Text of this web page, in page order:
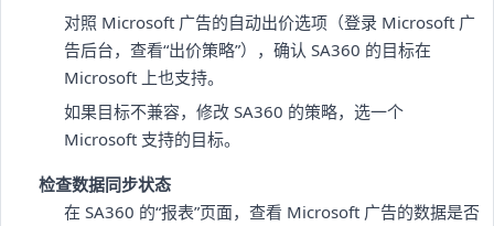
对照 Microsoft 广告的自动出价选项（登录 Microsoft 广
告后台，查看“出价策略”），确认 SA360 的目标在
Microsoft 上也支持。
如果目标不兼容，修改 SA360 的策略，选一个
Microsoft 支持的目标。
检查数据同步状态
在 SA360 的“报表”页面，查看 Microsoft 广告的数据是否